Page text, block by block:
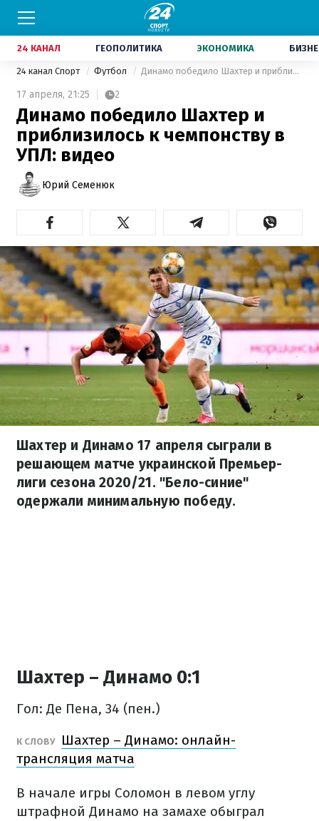
24 КАНАЛ ГЕОПОЛИТИКА ЭКОНОМИКА
24 канал Спорт Футбол Динамо победило Шахтер и приблизилось к чемпонству в УПЛ: видео
17 апреля, 21:25 2
Динамо победило Шахтер и
приблизилось к чемпонству в
УПЛ: видео
Юрий Семенюк
Шахтер и Динамо 17 апреля сыграли в
решающем матче украинской Премьер-
лиги сезона 2020/21. "Бело-синие"
одержали минимальную победу.
Шахтер – Динамо 0:1
Гол: Де Пена, 34 (пен.)
К СЛОВУ
Шахтер – Динамо: онлайн-
трансляция матча
В начале игры Соломон в левом углу
штрафной Динамо на замахе обыграл